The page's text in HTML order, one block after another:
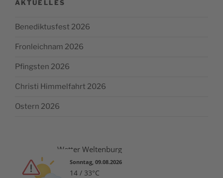
AKTUELLES
Benediktusfest 2026
Fronleichnam 2026
Pfingsten 2026
Christi Himmelfahrt 2026
Ostern 2026
Wetter Weltenburg
Sonntag, 09.08.2026
14 / 33°C